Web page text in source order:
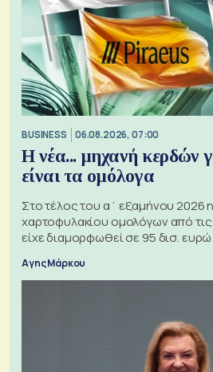
BUSINESS 06.08.2026, 07:00
Η νέα... μηχανή κερδών
είναι τα ομόλογα
Στο τέλος του α΄ εξαμήνου 2026
χαρτοφυλακίου ομολόγων από
είχε διαμορφωθεί σε 95 δισ. ευρώ
Αγης Μάρκου